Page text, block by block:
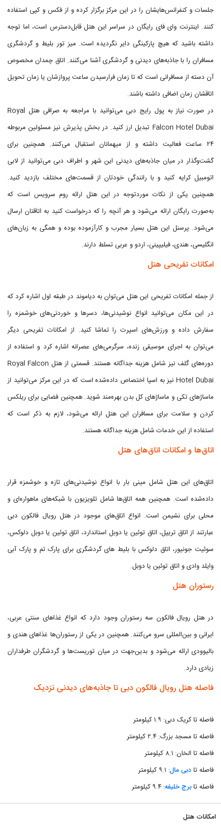
جلسات و کنفرانس‌هایشان را در این مرکز برگزار کرده و از فکس و کپی استفاده
کنند. اینترنت وای فای رایگان در سراسر این هتل قابل‌دسترس است، اما توجه
داشته باشید که هیچ پارکینگی دایر نگردیده است. میز تور بلیط و گردشگری
مسافران را با جاذبه‌های دیدنی و گردشگری آشنا می‌کنند. اتاق چمدان مخصوص
آن دسته از مسافرانی است که تا زمان فرارسیدن ساعت پروازشان یا زمان تحویل
اتاقشان زمان اضافی داشته باشند.
در صورت نیاز به پول رایج دبی می‌توانید با مراجعه به صرافی هتل Royal
Falcon Hotel Dubai تبدیل ارز کنید. در بخش پذیرش نیز مسئولین مربوطه
۲۴ ساعت فعالیت داشته و از میهمانان استقبال می‌کنند. همچنین برای
گشت‌وگذار در میان جاذبه‌های دیدنی این شهر و اطراف دبی می‌توانید از لابی
اتومبیل کرایه کنید و با رانندگی خودتان از قسمت‌های مختلف بازدید کنید.
همچنین یکی از نکات موردتوجه در این هتل ارائه روم سرویس است که
به‌صورت رایگان ارائه می‌شود و هر آنچه را که درخواست کنید به اتاقتان ارسال
می‌شود. پرسنل این هتل بسیار مجرب و کارآزموده بوده و همگی به زبان‌های
انگلیسی، هندی، فیلیپینی، اردو و عربی تسلط دارند.
امکانات تفریحی هتل
از جمله امکانات تفریحی این هتل می‌توان به دیاموند در طبقه اول اشاره کرد که
در این مکان می‌توانید انواع نوشیدنی‌ها، دسرها و خوردنی‌های خوشمزه را
سفارش داده و ورزش‌های اسپرت را تماشا کنید. از امکانات تفریحی دیگر
می‌توان به اجرای موسیقی زنده، سرگرمی‌های عصرانه اشاره کرد و استفاده از
دوره‌های گلف نیز شامل هزینه جداگانه هستند. قسمتی از هتل Royal Falcon
Hotel Dubai نیز به اسپا اختصاص داده‌شده است که در این مرکز می‌توانید از
ماساژهای تکی و ماساژهای کل بدن بهره‌مند شوید. همچنین فضایی برای ریلکس
کردن و سلامت برای مسافران این هتل ارائه می‌شود، لازم به ذکر است که
استفاده از این خدمات شامل هزینه جداگانه هستند.
اتاق‌ها و امکانات اتاق‌های هتل
اتاق‌های این هتل شامل مینی بار با انواع نوشیدنی‌های تازه و خوشمزه قرار
داده‌شده است. همچنین همه اتاق‌ها شامل تلویزیون با شبکه‌های ماهواره‌ای و
محلی برای نشیمن است. انواع اتاق‌های موجود در هتل رویال فالکون دبی
عبارتند از اتاق تریپل، اتاق توئین یا دوبل استاندارد، اتاق توئین یا دوبل دلوکس،
سوئیت جونیور، اتاق دلوکس با بلیط های گردشگری برای پارک تم و پارک آبی
وایلد وادی و اتاق توئین یا دوبل.
رستوران هتل
در هتل رویال فالکون سه رستوران وجود دارد که انواع غذاهای سنتی عربی،
ایرانی و بین‌المللی سرو می‌کنند. همچنین در یکی از رستوران‌ها غذاهای هندی و
بالیوودی ارائه می‌شود و بدین‌جهت در میان توریست‌ها و گردشگران طرفداران
زیادی دارد.
فاصله هتل رویال فالکون دبی تا جاذبه‌های دیدنی نزدیک
فاصله تا کریک دبی: ۱.۹ کیلومتر
فاصله تا مسجد بزرگ: ۲.۴ کیلومتر
فاصله تا الخان: ۸.۱ کیلومتر
فاصله تادبی مال: ۹.۱ کیلومتر
فاصله تابرج خلیفه: ۹.۴ کیلومتر
امکانات هتل